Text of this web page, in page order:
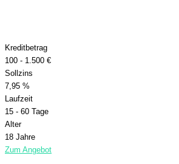
Kreditbetrag
100 - 1.500 €
Sollzins
7,95 %
Laufzeit
15 - 60 Tage
Alter
18 Jahre
Zum Angebot